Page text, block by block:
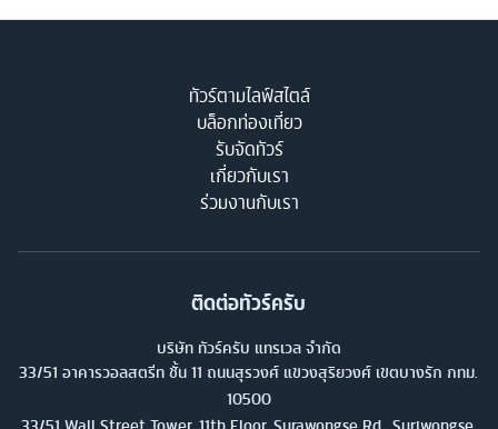
ทัวร์ตามไลฟ์สไตล์
บล็อกท่องเที่ยว
รับจัดทัวร์
เกี่ยวกับเรา
ร่วมงานกับเรา
ติดต่อทัวร์ครับ
บริษัท ทัวร์ครับ แทรเวล จำกัด
33/51 อาคารวอลสตรีท ชั้น 11 ถนนสุรวงศ์ แขวงสุริยวงศ์ เขตบางรัก กทม.
10500